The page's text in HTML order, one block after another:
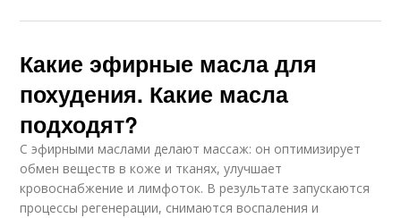
Какие эфирные масла для
похудения. Какие масла
подходят?
С эфирными маслами делают массаж: он оптимизирует
обмен веществ в коже и тканях, улучшает
кровоснабжение и лимфоток. В результате запускаются
процессы регенерации, снимаются воспаления и